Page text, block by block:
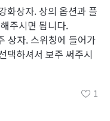
화상자. 상의 옵션과 플
주시면 됩니다.
상자. 스위칭에 들어가
택하셔서 보주 써주시
1